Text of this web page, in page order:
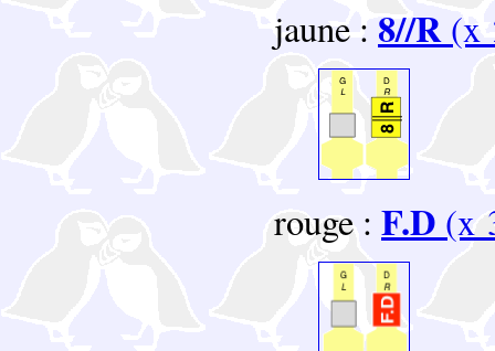
jaune : 8//R (x
rouge : F.D (x